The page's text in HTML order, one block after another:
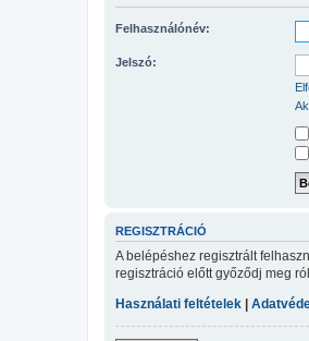
Felhasználónév:
Jelszó:
REGISZTRÁCIÓ
A belépéshez regisztrált
regisztráció előtt győződj meg
Használati feltételek